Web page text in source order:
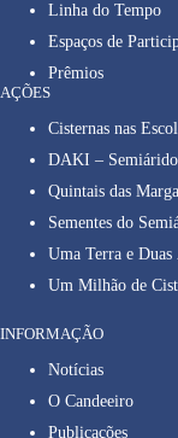
Linha do Tempo
Espaços de
Prêmios
AÇÕES
Cisternas nas
DAKI –
Quintais das
Sementes do
Uma Terra e Duas
Um Milhão de
INFORMAÇÃO
Notícias
O Candeeiro
Publicações